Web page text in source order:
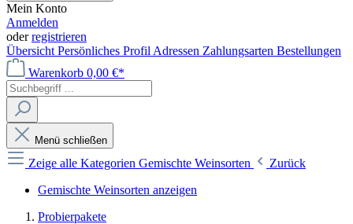
Mein Konto
Anmelden
oderregistrieren
Übersicht Persönliches Profil Adressen Zahlungsarten Bestellungen
Warenkorb 0,00 €*
Menü schließen
Zeige alle Kategorien Gemischte Weinsorten
Zurück
Gemischte Weinsorten anzeigen
Probierpakete